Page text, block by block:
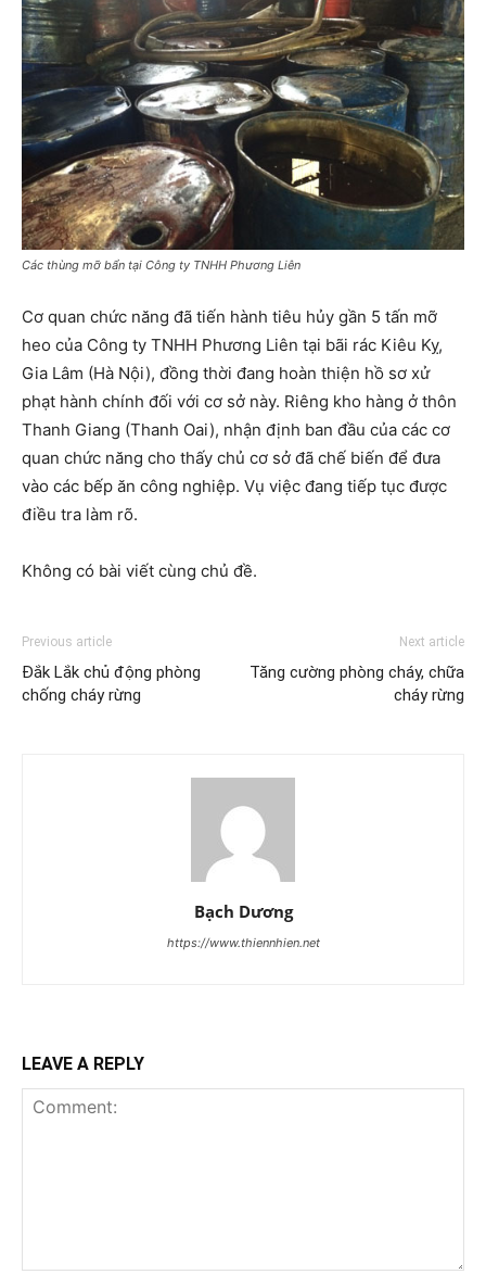
Các thùng mỡ bẩn tại Công ty TNHH Phương Liên
Cơ quan chức năng đã tiến hành tiêu hủy gần 5 tấn mỡ
heo của Công ty TNHH Phương Liên tại bãi rác Kiêu Kỵ,
Gia Lâm (Hà Nội), đồng thời đang hoàn thiện hồ sơ xử
phạt hành chính đối với cơ sở này. Riêng kho hàng ở thôn
Thanh Giang (Thanh Oai), nhận định ban đầu của các cơ
quan chức năng cho thấy chủ cơ sở đã chế biến để đưa
vào các bếp ăn công nghiệp. Vụ việc đang tiếp tục được
điều tra làm rõ.
Không có bài viết cùng chủ đề.
Previous article
Đắk Lắk chủ động phòng
chống cháy rừng
Next article
Tăng cường phòng cháy, chữa
cháy rừng
Bạch Dương
https://www.thiennhien.net
LEAVE A REPLY